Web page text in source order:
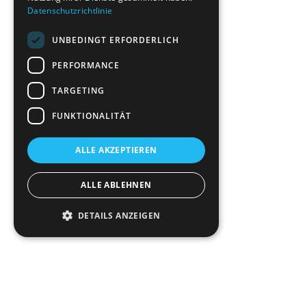
Datenschutzrichtlinie
UNBEDINGT ERFORDERLICH
PERFORMANCE
TARGETING
FUNKTIONALITÄT
ALLE AKZEPTIEREN
ALLE ABLEHNEN
DETAILS ANZEIGEN